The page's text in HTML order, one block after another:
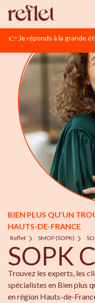
👉 Je réponds à la grande
BIEN PLUS QU’UN
HAUTS-DE-FRANCE
Reflet SMOP (SOPK)
SOPK
Trouvez les experts, les
spécialistes en Bien plus
en région Hauts-de-